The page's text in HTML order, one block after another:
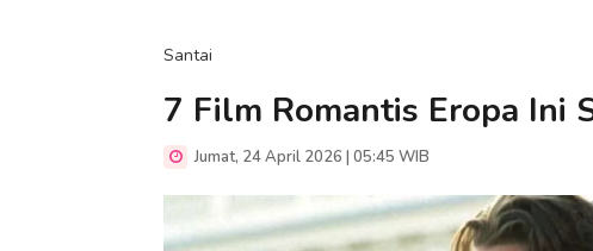
Santai
7 Film Romantis Eropa Ini
Jumat, 24 April 2026 | 05:45 WIB